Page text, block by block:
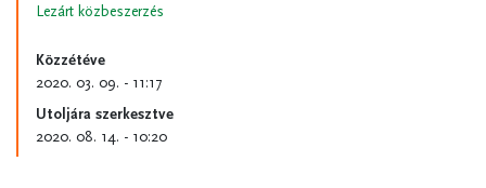
Lezárt közbeszerzés
Közzétéve
2020. 03. 09. - 11:17
Utoljára szerkesztve
2020. 08. 14. - 10:20